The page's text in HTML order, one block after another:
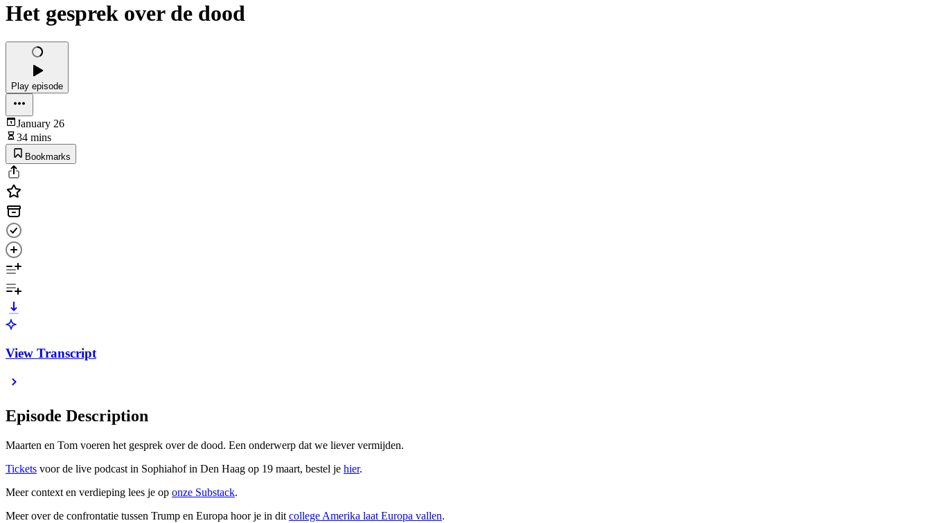
Het gesprek over de dood
Play episode
January 26
34 mins
Bookmarks
View Transcript
Episode Description
Maarten en Tom voeren het gesprek over de dood. Een onderwerp dat we liever vermijden.
Tickets voor de live podcast in Sophiahof in Den Haag op 19 maart, bestel je hier.
Meer context en verdieping lees je op onze Substack.
Meer over de confrontatie tussen Trump en Europa hoor je in dit college Amerika laat Europa vallen.